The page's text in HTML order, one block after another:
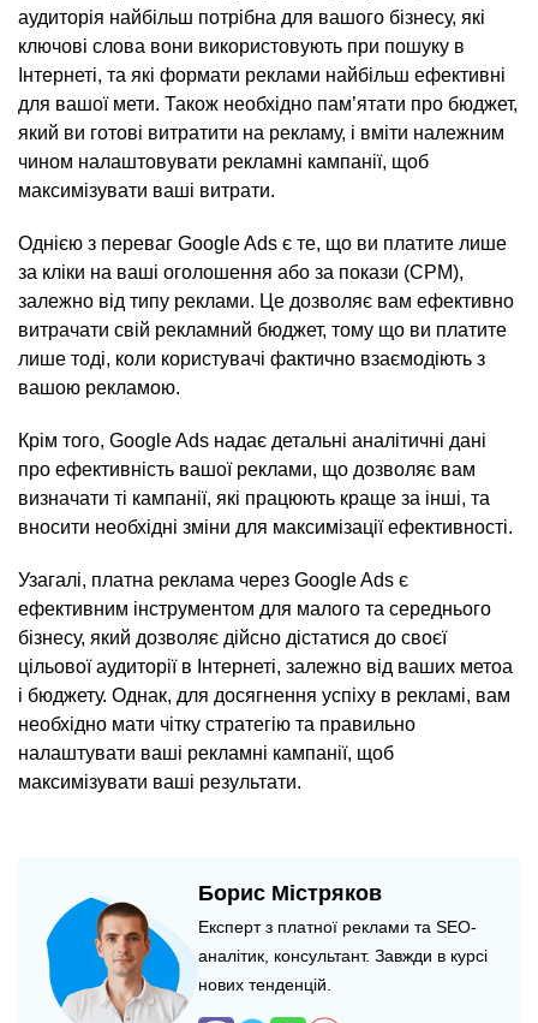
аудиторія найбільш потрібна для вашого бізнесу, які
ключові слова вони використовують при пошуку в
Інтернеті, та які формати реклами найбільш ефективні
для вашої мети. Також необхідно пам’ятати про бюджет,
який ви готові витратити на рекламу, і вміти належним
чином налаштовувати рекламні кампанії, щоб
максимізувати ваші витрати.
Однією з переваг Google Ads є те, що ви платите лише
за кліки на ваші оголошення або за покази (CPM),
залежно від типу реклами. Це дозволяє вам ефективно
витрачати свій рекламний бюджет, тому що ви платите
лише тоді, коли користувачі фактично взаємодіють з
вашою рекламою.
Крім того, Google Ads надає детальні аналітичні дані
про ефективність вашої реклами, що дозволяє вам
визначати ті кампанії, які працюють краще за інші, та
вносити необхідні зміни для максимізації ефективності.
Узагалі, платна реклама через Google Ads є
ефективним інструментом для малого та середнього
бізнесу, який дозволяє дійсно дістатися до своєї
цільової аудиторії в Інтернеті, залежно від ваших метоа
і бюджету. Однак, для досягнення успіху в рекламі, вам
необхідно мати чітку стратегію та правильно
налаштувати ваші рекламні кампанії, щоб
максимізувати ваші результати.
Борис Містряков
Експерт з платної реклами та SEO-
аналітик, консультант. Завжди в курсі
нових тенденцій.